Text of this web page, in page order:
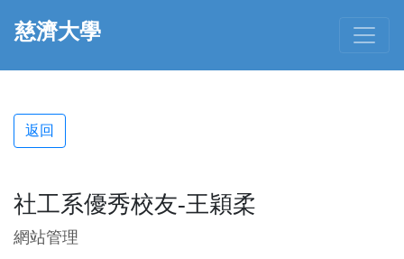
慈濟大學
返回
社工系優秀校友-王穎柔
網站管理